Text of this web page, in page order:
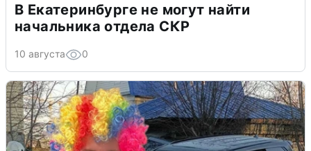
В Екатеринбурге не могут найти
начальника отдела СКР
10 августа 0